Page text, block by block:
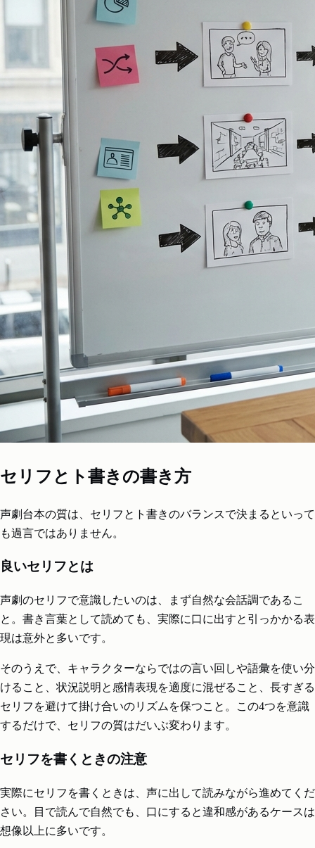
セリフとト書きの書き方
声劇台本の質は、セリフとト書きのバランスで決まるといって
も過言ではありません。
良いセリフとは
声劇のセリフで意識したいのは、まず自然な会話調であるこ
と。書き言葉として読めても、実際に口に出すと引っかかる表
現は意外と多いです。
そのうえで、キャラクターならではの言い回しや語彙を使い分
けること、状況説明と感情表現を適度に混ぜること、長すぎる
セリフを避けて掛け合いのリズムを保つこと。この4つを意識
するだけで、セリフの質はだいぶ変わります。
セリフを書くときの注意
実際にセリフを書くときは、声に出して読みながら進めてくだ
さい。目で読んで自然でも、口にすると違和感があるケースは
想像以上に多いです。